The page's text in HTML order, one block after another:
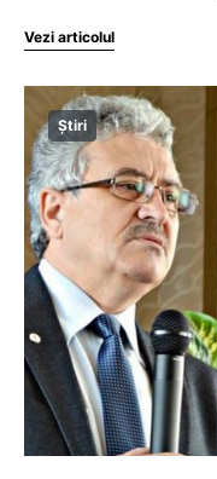
Vezi articolul
Știri